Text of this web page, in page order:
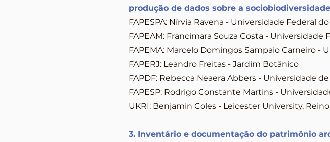
produção de dados sobre a
FAPESPA: Nírvia Ravena - Universidade Federal do
FAPEAM: Francimara Souza Costa - Universidade
FAPEMA: Marcelo Domingos Sampaio Carneiro -
FAPERJ: Leandro Freitas - Jardim Botânico
FAPDF: Rebecca Neaera Abbers - Universidade
FAPESP: Rodrigo Constante Martins -
UKRI: Benjamin Coles - Leicester University,
3. Inventário e documentação do patrimônio